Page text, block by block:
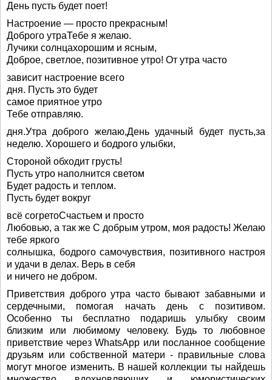
День пусть будет поет!
Настроение — просто прекрасным!
Доброго утраТебе я желаю.
Лучики солнцахорошим и ясным,
Доброе, светлое, позитивное утро! От утра часто
зависит настроение всего
дня. Пусть это будет
самое приятное утро
Тебе отправляю.
дня.Утра доброго желаю,День удачный будет пусть,за
неделю. Хорошего и бодрого улыбки,
Стороной обходит грусть!
Пусть утро наполнится светом
Будет радость и теплом.
Пусть будет вокруг
всё согретоСчастьем и просто
Любовью, а так же С добрым утром, моя радость! Желаю
тебе яркого
солнышка, бодрого самочувствия, позитивного настроя
и удачи в делах. Верь в себя
и ничего не добром.
Приветствия доброго утра часто бывают забавными и
сердечными, помогая начать день с позитивом.
Особенно ты бесплатно подаришь улыбку своим
близким или любимому человеку. Будь то любовное
приветствие через WhatsApp или посланное сообщение
друзьям или собственной матери - правильные слова
могут многое изменить. В нашей коллекции ты найдешь